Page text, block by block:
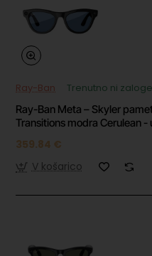
Ray-Ban
Trenutno ni zaloge
Ray-Ban Meta – Skyler
Transitions modra Cerulean -
359.84 €
V košarico